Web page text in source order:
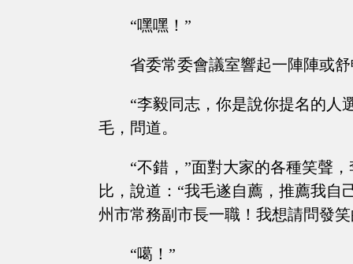
“嘿嘿！”
省委常委會議室響起一陣陣或
“李毅同志，你是說你提名的人
毛，問道。
“不錯，”面對大家的各種笑聲
比，說道：“我毛遂自薦，推薦我
州市常務副市長一職！我想請問發
“噶！”